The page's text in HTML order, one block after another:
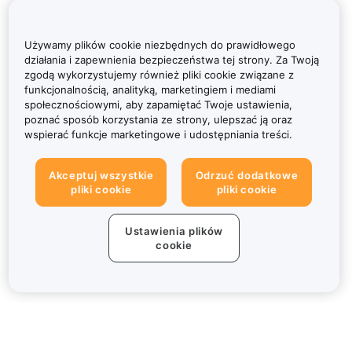
Używamy plików cookie niezbędnych do prawidłowego
działania i zapewnienia bezpieczeństwa tej strony. Za Twoją
zgodą wykorzystujemy również pliki cookie związane z
funkcjonalnością, analityką, marketingiem i mediami
społecznościowymi, aby zapamiętać Twoje ustawienia,
poznać sposób korzystania ze strony, ulepszać ją oraz
wspierać funkcje marketingowe i udostępniania treści.
Akceptuj wszystkie
pliki cookie
Odrzuć dodatkowe
pliki cookie
Ustawienia plików
cookie